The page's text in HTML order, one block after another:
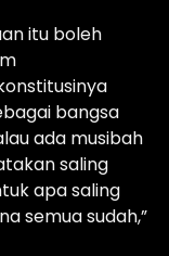
itu boleh
bangsa
ada musibah
saling
apa saling
semua sudah,”